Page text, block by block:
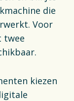
die
Voor
twee
kiezen